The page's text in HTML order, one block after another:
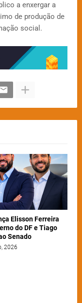
a enxergar a
de produção de
social.
Elisson Ferreira
do DF e Tiago
Senado
2026